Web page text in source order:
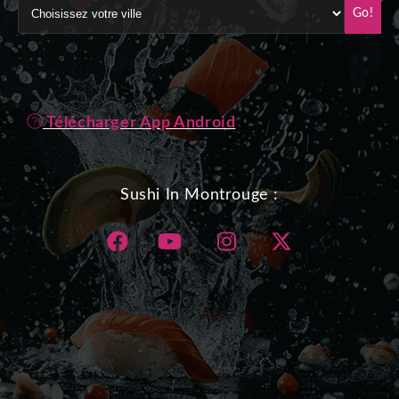
Go!
Télécharger App Android
Sushi In Montrouge :